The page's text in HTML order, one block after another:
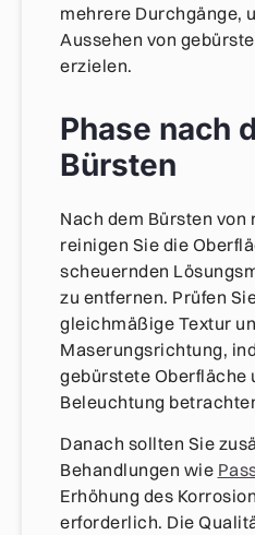
mehrere Durchgänge,
Aussehen von
erzielen.
Phase nach
Bürsten
Nach dem Bürsten von
reinigen Sie die
scheuernden
zu entfernen. Prüfen
gleichmäßige Textur
Maserungsrichtung,
gebürstete Oberfläche
Beleuchtung
Danach sollten Sie
Behandlungen wie
Erhöhung des
erforderlich. Die